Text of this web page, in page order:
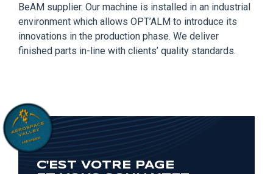
BeAM supplier. Our machine is installed in an industrial
environment which allows OPT’ALM to introduce its
innovations in the production phase. We deliver
finished parts in-line with clients’ quality standards.
C'EST VOTRE PAGE